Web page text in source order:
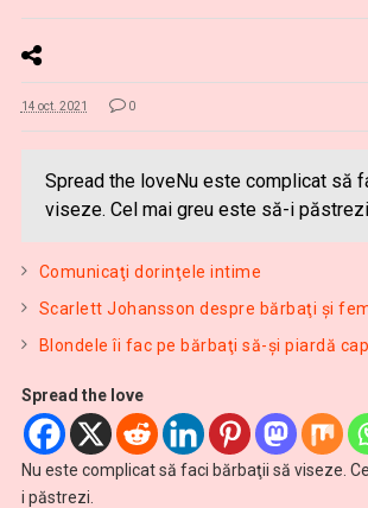
14 oct. 2021 0
Spread the loveNu este complicat să
viseze. Cel mai greu este să-i
Comunicaţi dorinţele intime
Scarlett Johansson despre bărbaţi şi
Blondele îi fac pe bărbaţi să-şi piardă
Spread the love
Nu este complicat să faci bărbaţii să viseze.
i păstrezi.